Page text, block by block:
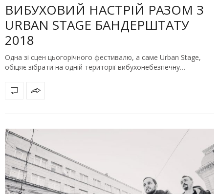
ВИБУХОВИЙ НАСТРІЙ РАЗОМ З
URBAN STAGE БАНДЕРШТАТУ
2018
Одна зі сцен цьогорічного фестивалю, а саме Urban Stage,
обіцяє зібрати на одній території вибухонебезпечну…